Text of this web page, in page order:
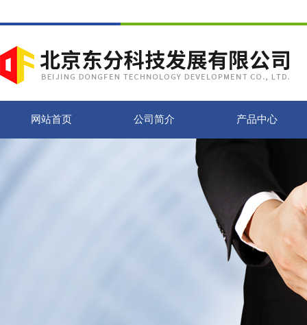
网站首页 公司简介 产品中心